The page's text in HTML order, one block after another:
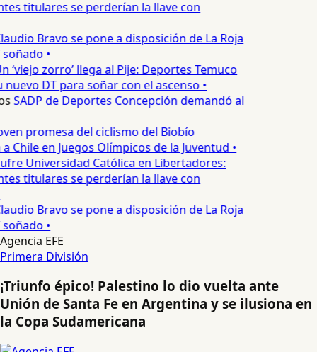
titulares se perderían la llave con
Bravo se pone a disposición de La Roja
•
‘viejo zorro’ llega al Pije: Deportes Temuco
DT para soñar con el ascenso •
SADP de Deportes Concepción demandó al
promesa del ciclismo del Biobío
Chile en Juegos Olímpicos de la Juventud •
Universidad Católica en Libertadores:
titulares se perderían la llave con
Bravo se pone a disposición de La Roja
•
Agencia EFE
Primera División
¡Triunfo épico! Palestino lo dio vuelta ante
Unión de Santa Fe en Argentina y se ilusiona en
la Copa Sudamericana